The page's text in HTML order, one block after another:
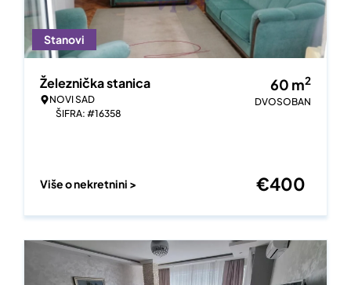
Stanovi
Železnička stanica
NOVI SAD
ŠIFRA: #16358
60 m2
DVOSOBAN
Više o nekretnini > €400